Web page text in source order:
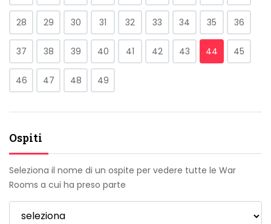
28 29 30 31 32 33 34 35 36
37 38 39 40 41 42 43 44 45
46 47 48 49
Ospiti
Seleziona il nome di un ospite per vedere tutte le War
Rooms a cui ha preso parte